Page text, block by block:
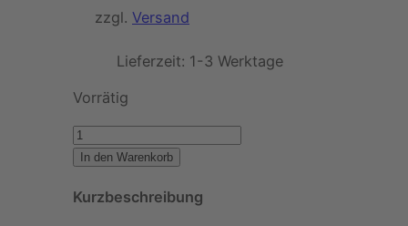
zzgl. Versand
Lieferzeit: 1-3 Werktage
Vorrätig
C
R
In den Warenkorb
Kurzbeschreibung